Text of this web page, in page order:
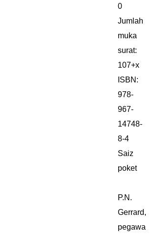
0
Jumlah
muka
surat:
107+x
ISBN:
978-
967-
14748-
8-4
Saiz
poket
P.N.
Gerrard,
pegawa